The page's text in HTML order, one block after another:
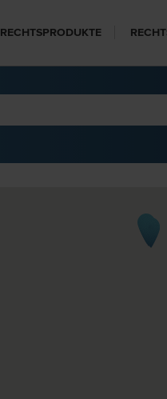
RECHTSPRODUKTE